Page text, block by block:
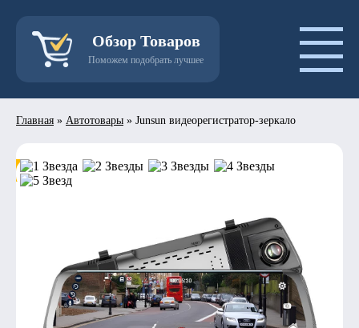
Обзор Товаров
Поможем подобрать лучшее
Главная » Автотовары » Junsun видеорегистратор-зеркало
- 50%